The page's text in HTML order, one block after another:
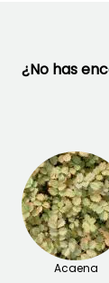
El
de
¿No has
Acaena